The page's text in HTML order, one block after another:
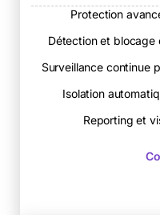
Protection
Détection et blocage
Surveillance continue
Isolation
Reporting et